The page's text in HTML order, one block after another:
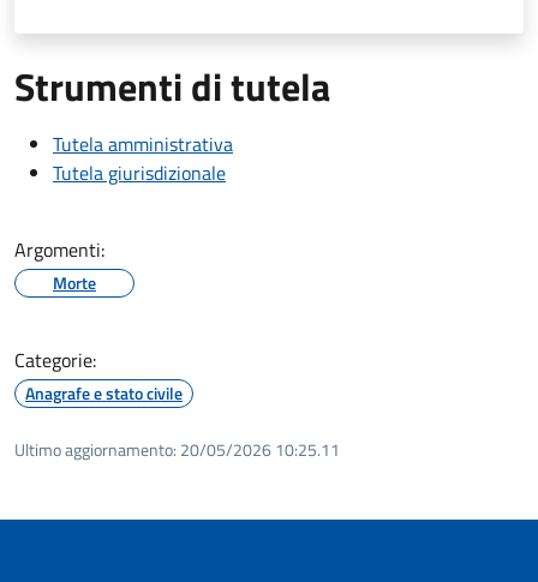
Strumenti di tutela
Tutela amministrativa
Tutela giurisdizionale
Argomenti:
Morte
Categorie:
Anagrafe e stato civile
Ultimo aggiornamento: 20/05/2026 10:25.11